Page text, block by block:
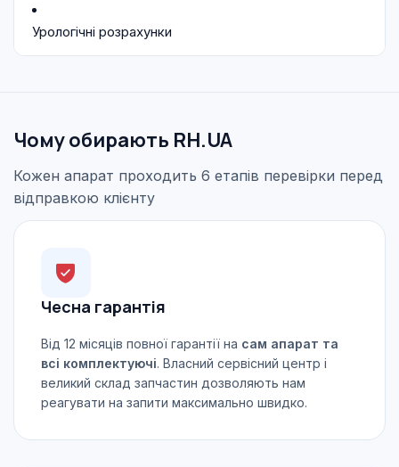
Урологічні розрахунки
Чому обирають RH.UA
Кожен апарат проходить 6 етапів перевірки перед
відправкою клієнту
Чесна гарантія
Від 12 місяців повної гарантії на сам апарат та
всі комплектуючі. Власний сервісний центр і
великий склад запчастин дозволяють нам
реагувати на запити максимально швидко.